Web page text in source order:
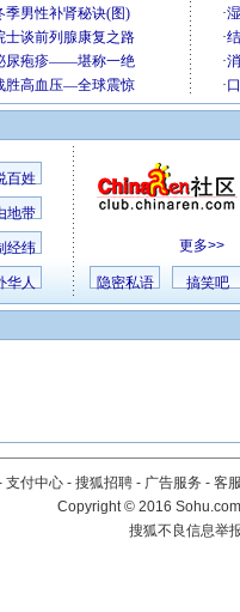
百姓
地带
经纬
华人
更多>>
隐密私语 搞笑吧
支付中心 - 搜狐招聘 - 广告服务 - 客
Copyright©2016
搜狐不良信息举